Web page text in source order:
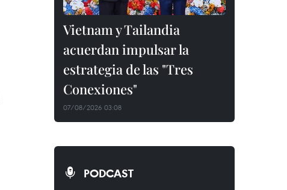
Vietnam y Tailandia
acuerdan impulsar la
estrategia de las "Tres
Conexiones"
07/08/2026 03:08
PODCAST